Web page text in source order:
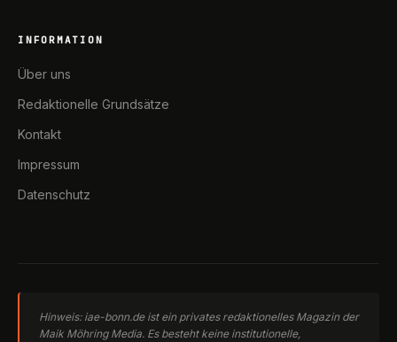
INFORMATION
Über uns
Redaktionelle Grundsätze
Kontakt
Impressum
Datenschutz
Hinweis: iae-bonn.de ist ein privates redaktionelles Magazin der
Maik Möhring Media. Es besteht keine institutionelle,